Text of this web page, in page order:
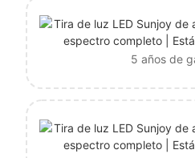
5 años de